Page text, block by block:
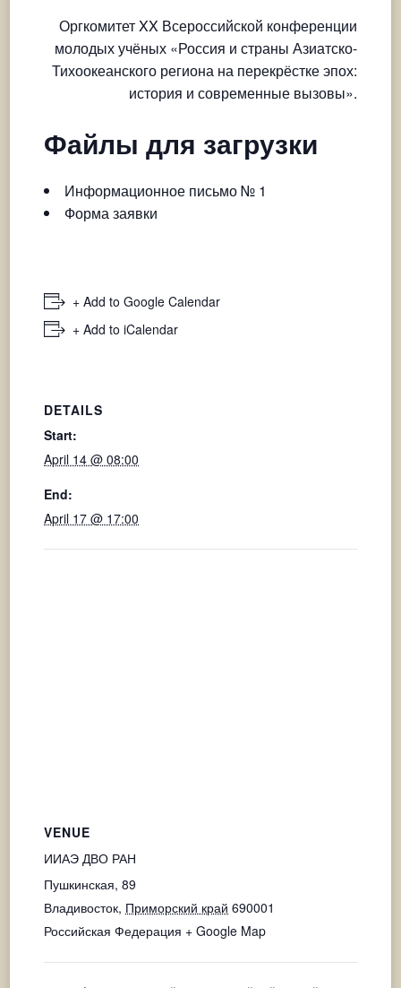
Оргкомитет XX Всероссийской конференции
молодых учёных «Россия и страны Азиатско-
Тихоокеанского региона на перекрёстке эпох:
история и современные вызовы».
Файлы для загрузки
Информационное письмо № 1
Форма заявки
+ Add to Google Calendar
+ Add to iCalendar
DETAILS
Start:
April 14 @ 08:00
End:
April 17 @ 17:00
VENUE
ИИАЭ ДВО РАН
Пушкинская, 89
Владивосток, Приморский край 690001
Российская Федерация + Google Map